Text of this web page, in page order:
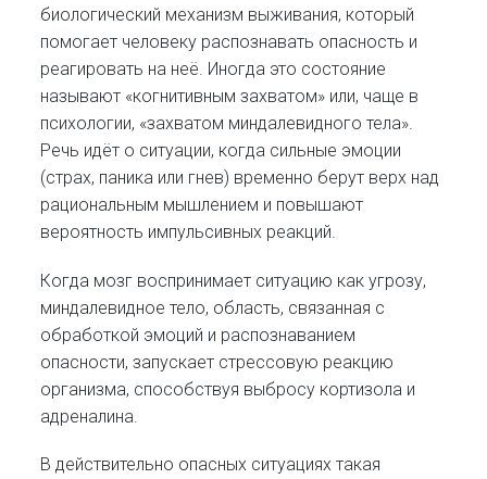
биологический механизм выживания, который
помогает человеку распознавать опасность и
реагировать на неё. Иногда это состояние
называют «когнитивным захватом» или, чаще в
психологии, «захватом миндалевидного тела».
Речь идёт о ситуации, когда сильные эмоции
(страх, паника или гнев) временно берут верх над
рациональным мышлением и повышают
вероятность импульсивных реакций.
Когда мозг воспринимает ситуацию как угрозу,
миндалевидное тело, область, связанная с
обработкой эмоций и распознаванием
опасности, запускает стрессовую реакцию
организма, способствуя выбросу кортизола и
адреналина.
В действительно опасных ситуациях такая